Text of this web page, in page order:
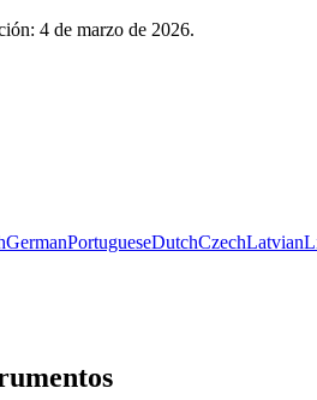
4 de marzo de 2026.
GermanPortugueseDutchCzechLatvian